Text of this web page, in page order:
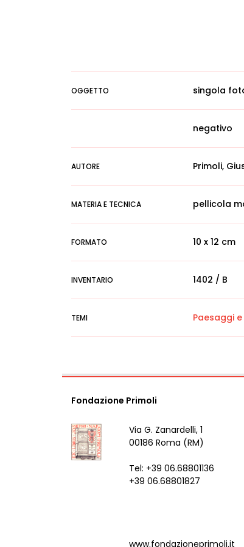
OGGETTO singola
negativo
AUTORE Primoli,
MATERIA E TECNICA pellicola
FORMATO 10 x 12 cm
INVENTARIO 1402 / B
TEMI Paesaggi
Fondazione Primoli
Via G. Zanardelli, 1
00186 Roma (RM)
Tel: +39 06.68801136
+39 06.68801827
www.fondazioneprimoli.it